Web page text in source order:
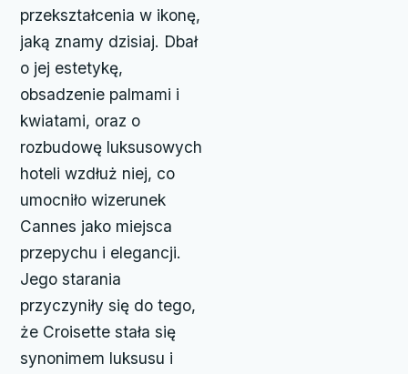
przekształcenia w ikonę,
jaką znamy dzisiaj. Dbał
o jej estetykę,
obsadzenie palmami i
kwiatami, oraz o
rozbudowę luksusowych
hoteli wzdłuż niej, co
umocniło wizerunek
Cannes jako miejsca
przepychu i elegancji.
Jego starania
przyczyniły się do tego,
że Croisette stała się
synonimem luksusu i